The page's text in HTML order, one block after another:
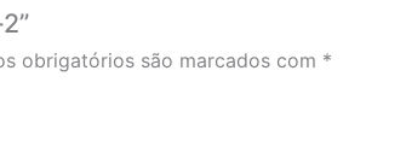
obrigatórios são marcados com *